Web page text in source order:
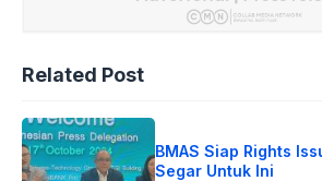
Related Post
BMAS Siap Rights
Segar Untuk Ini